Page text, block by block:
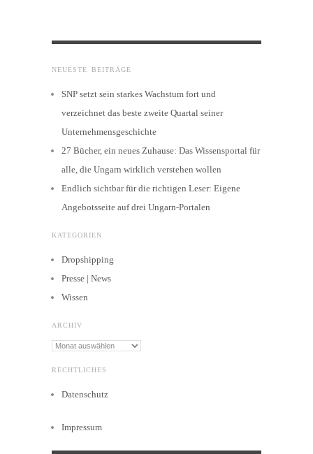
NEUESTE BEITRÄGE
SNP setzt sein starkes Wachstum fort und
verzeichnet das beste zweite Quartal seiner
Unternehmensgeschichte
27 Bücher, ein neues Zuhause: Das Wissensportal für
alle, die Ungarn wirklich verstehen wollen
Endlich sichtbar für die richtigen Leser: Eigene
Angebotsseite auf drei Ungarn-Portalen
KATEGORIEN
Dropshipping
Presse | News
Wissen
ARCHIV
Archiv
RECHTLICHES
Datenschutz
Impressum